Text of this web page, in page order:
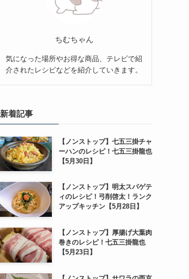
ちむちゃん
気になった場所やお得な商品、テレビで紹
介されたレシピなどを紹介していきます。
新着記事
【ノンストップ】七五三掛チャ
ーハンのレシピ！七五三掛龍也
【5月30日】
【ノンストップ】明太スパゲテ
ィのレシピ！弓削啓太！ランク
アップキッチン【5月28日】
【ノンストップ】厚揚げ大葉肉
巻きのレシピ！七五三掛龍也
【5月23日】